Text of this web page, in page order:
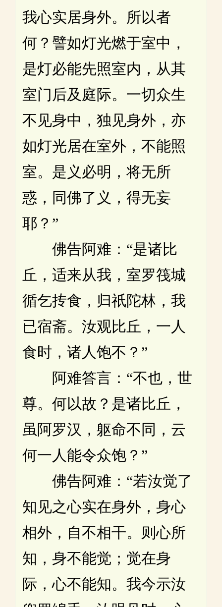
我心实居身外。所以者
何？譬如灯光燃于室中，
是灯必能先照室内，从其
室门后及庭际。一切众生
不见身中，独见身外，亦
如灯光居在室外，不能照
室。是义必明，将无所
惑，同佛了义，得无妄
耶？”
佛告阿难：“是诸比
丘，适来从我，室罗筏城
循乞抟食，归祇陀林，我
已宿斋。汝观比丘，一人
食时，诸人饱不？”
阿难答言：“不也，世
尊。何以故？是诸比丘，
虽阿罗汉，躯命不同，云
何一人能令众饱？”
佛告阿难：“若汝觉了
知见之心实在身外，身心
相外，自不相干。则心所
知，身不能觉；觉在身
际，心不能知。我今示汝